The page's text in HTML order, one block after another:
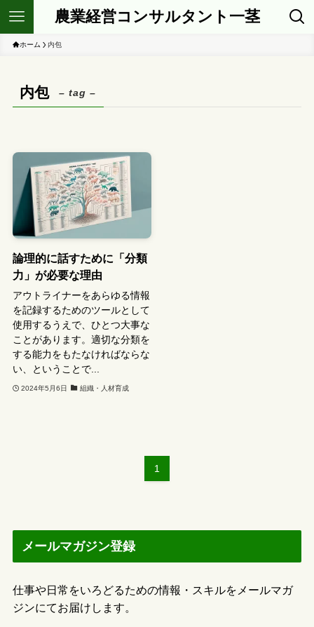
農業経営コンサルタント一茎
ホーム 内包
内包 – tag –
論理的に話すために「分類
力」が必要な理由
アウトライナーをあらゆる情報
を記録するためのツールとして
使用するうえで、ひとつ大事な
ことがあります。適切な分類を
する能力をもたなければならな
い、ということで...
2024年5月6日 組織・人材育成
1
メールマガジン登録
仕事や日常をいろどるための情報・スキルをメールマガ
ジンにてお届けします。